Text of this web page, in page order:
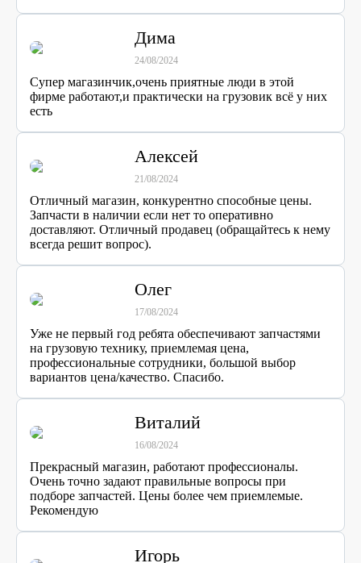
Дима
24/08/2024
Супер магазинчик,очень приятные люди в этой
фирме работают,и практически на грузовик всё у них
есть
Алексей
21/08/2024
Отличный магазин, конкурентно способные цены.
Запчасти в наличии если нет то оперативно
доставляют. Отличный продавец (обращайтесь к нему
всегда решит вопрос).
Олег
17/08/2024
Уже не первый год ребята обеспечивают запчастями
на грузовую технику, приемлемая цена,
профессиональные сотрудники, большой выбор
вариантов цена/качество. Спасибо.
Виталий
16/08/2024
Прекрасный магазин, работают профессионалы.
Очень точно задают правильные вопросы при
подборе запчастей. Цены более чем приемлемые.
Рекомендую
Игорь